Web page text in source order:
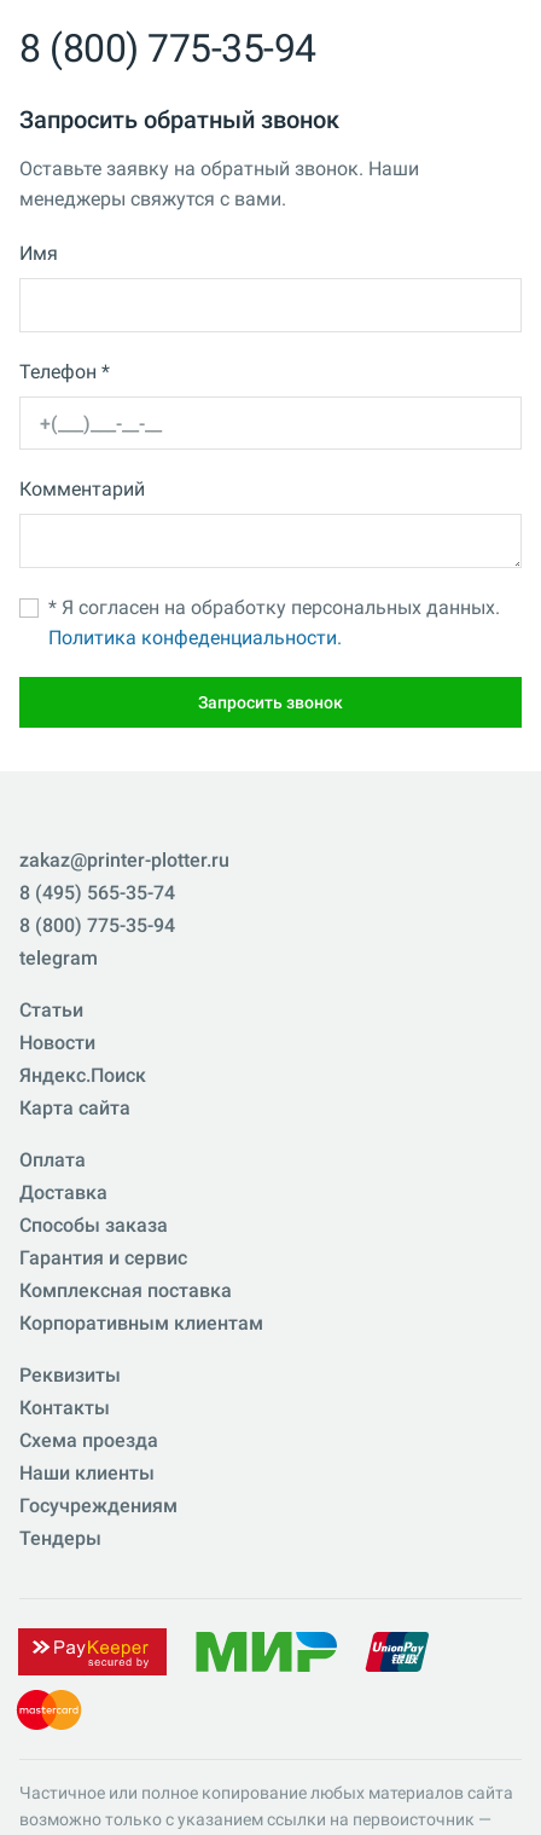
8 (800) 775-35-94
Запросить обратный звонок
Оставьте заявку на обратный звонок. Наши
менеджеры свяжутся с вами.
Имя
Телефон *
Комментарий
* Я согласен на обработку персональных данных.
Политика конфеденциальности.
Запросить звонок
zakaz@printer-plotter.ru
8 (495) 565-35-74
8 (800) 775-35-94
telegram
Статьи
Новости
Яндекс.Поиск
Карта сайта
Оплата
Доставка
Способы заказа
Гарантия и сервис
Комплексная поставка
Корпоративным клиентам
Реквизиты
Контакты
Схема проезда
Наши клиенты
Госучреждениям
Тендеры
Частичное или полное копирование любых материалов сайта
возможно только с указанием ссылки на первоисточник —